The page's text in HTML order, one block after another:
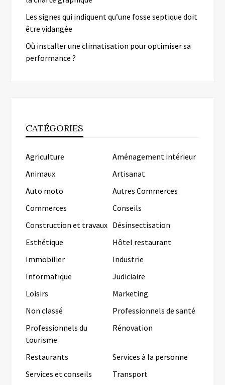
Les signes qui indiquent qu’une fosse septique doit
être vidangée
Où installer une climatisation pour optimiser sa
performance ?
CATÉGORIES
Agriculture
Aménagement intérieur
Animaux
Artisanat
Auto moto
Autres Commerces
Commerces
Conseils
Construction et travaux Désinsectisation
Esthétique
Hôtel restaurant
Immobilier
Industrie
Informatique
Judiciaire
Loisirs
Marketing
Non classé
Professionnels de santé
Professionnels du
tourisme
Rénovation
Restaurants
Services à la personne
Services et conseils
Transport